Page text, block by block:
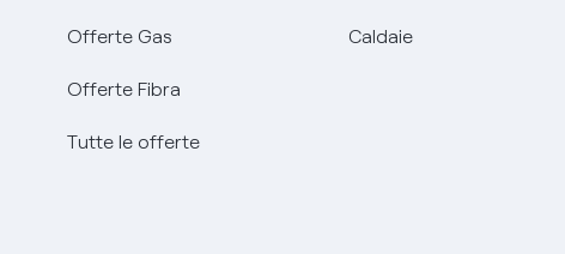
Offerte Gas
Offerte Fibra
Tutte le offerte
Caldaie